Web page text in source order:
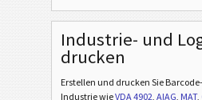
Industrie- und
drucken
Erstellen und drucken Sie
IndustriewieVDA 4902, AIAG, MAT,